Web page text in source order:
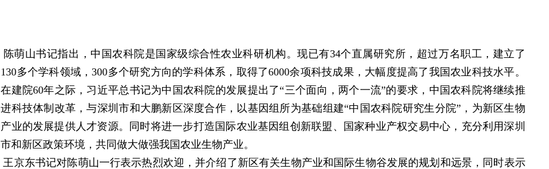
陈萌山书记指出，中国农科院是国家级综合性农业科研机构。现已有34个直属研究所，超过万名职工，建立了
130多个学科领域，300多个研究方向的学科体系，取得了6000余项科技成果，大幅度提高了我国农业科技水平。
在建院60年之际，习近平总书记为中国农科院的发展提出了“三个面向，两个一流”的要求，中国农科院将继续推
进科技体制改革，与深圳市和大鹏新区深度合作，以基因组所为基础组建“中国农科院研究生分院”，为新区生物
产业的发展提供人才资源。同时将进一步打造国际农业基因组创新联盟、国家种业产权交易中心，充分利用深圳
市和新区政策环境，共同做大做强我国农业生物产业。
王京东书记对陈萌山一行表示热烈欢迎，并介绍了新区有关生物产业和国际生物谷发展的规划和远景，同时表示